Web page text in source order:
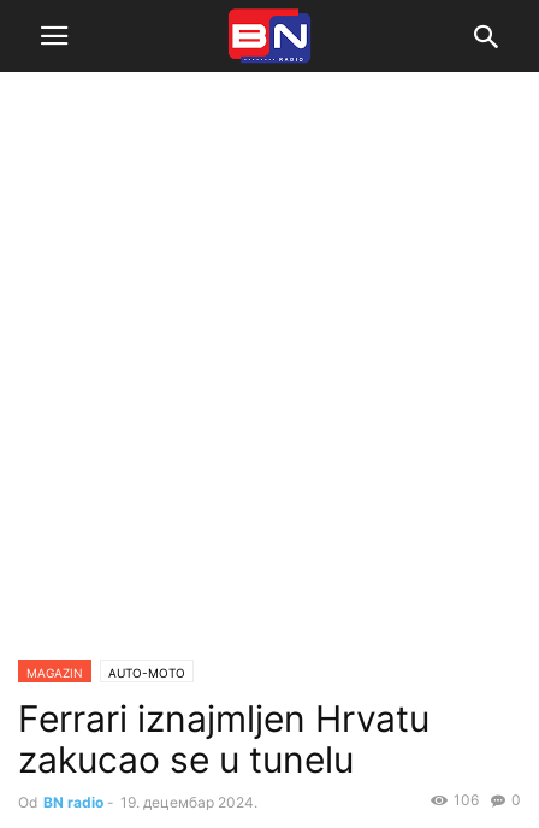
MAGAZIN AUTO-MOTO
Ferrari iznajmljen Hrvatu
zakucao se u tunelu
Od BN radio - 19. децембар 2024. 0
106